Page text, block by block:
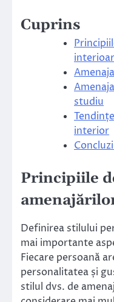
Cuprins
studiu
interior
Principiile
Definirea stilului
mai importante
Fiecare persoană
personalitatea și
stilul dvs. de